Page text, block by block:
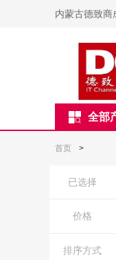
内蒙古德致商
全部
首页 >
已选择
价格
排序方式